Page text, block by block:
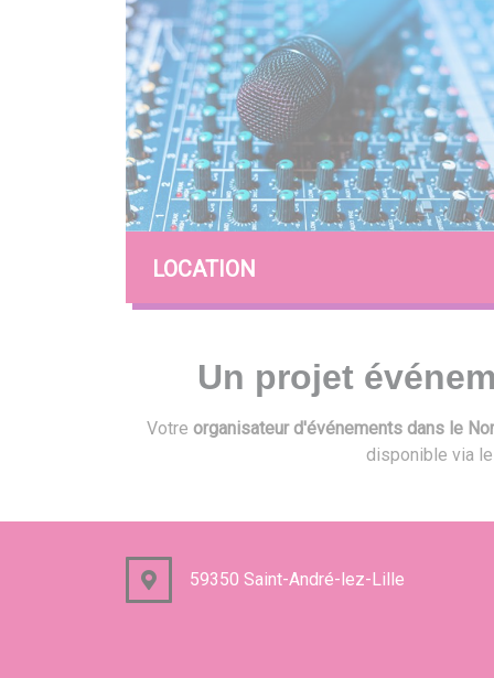
LOCATION
Un projet
Votre organisateur d'événements dans le
disponible via le
59350 Saint-André-lez-Lille